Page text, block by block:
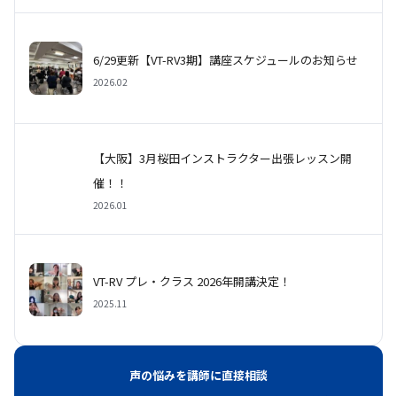
6/29更新【VT-RV3期】講座スケジュールのお知らせ
2026.02
【大阪】3月桜田インストラクター出張レッスン開
催！！
2026.01
VT-RV プレ・クラス 2026年開講決定！
2025.11
声の悩みを講師に直接相談